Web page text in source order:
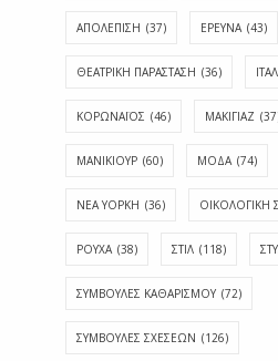
ΑΠΟΛΈΠΙΣΗ (37) ΕΡΕΥΝΑ (43)
ΘΕΑΤΡΙΚΗ ΠΑΡΑΣΤΑΣΗ (36)
ΚΟΡΩΝΑΪΟΣ (46) ΜΑΚΙΓΙΑΖ
ΜΑΝΙΚΙΟΥΡ (60) ΜΟΔΑ (74)
ΝΕΑ ΥΟΡΚΗ (36) ΟΙΚΟΛΟΓΙΚΗ
ΡΟΥΧΑ (38) ΣΤΙΛ (118)
ΣΥΜΒΟΥΛΕΣ ΚΑΘΑΡΙΣΜΟΥ (72)
ΣΥΜΒΟΥΛΕΣ ΣΧΕΣΕΩΝ (126)